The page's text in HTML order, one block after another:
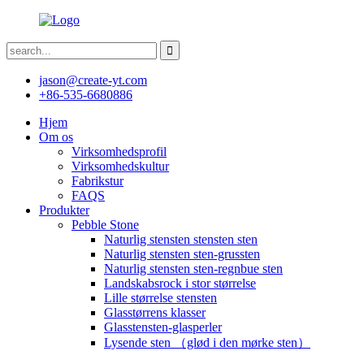
jason@create-yt.com
+86-535-6680886
Hjem
Om os
Virksomhedsprofil
Virksomhedskultur
Fabrikstur
FAQS
Produkter
Pebble Stone
Naturlig stensten stensten sten
Naturlig stensten sten-grussten
Naturlig stensten sten-regnbue sten
Landskabsrock i stor størrelse
Lille størrelse stensten
Glasstørrens klasser
Glasstensten-glasperler
Lysende sten （glød i den mørke sten）